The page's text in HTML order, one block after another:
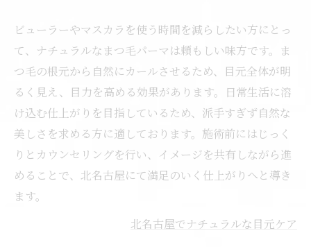
ビューラーやマスカラを使う時間を減らしたい方にとっ
て、ナチュラルなまつ毛パーマは頼もしい味方です。ま
つ毛の根元から自然にカールさせるため、目元全体が明
るく見え、目力を高める効果があります。日常生活に溶
け込む仕上がりを目指しているため、派手すぎず自然な
美しさを求める方に適しております。施術前にはじっく
りとカウンセリングを行い、イメージを共有しながら進
めることで、北名古屋にて満足のいく仕上がりへと導き
ます。
北名古屋でナチュラルな目元ケア